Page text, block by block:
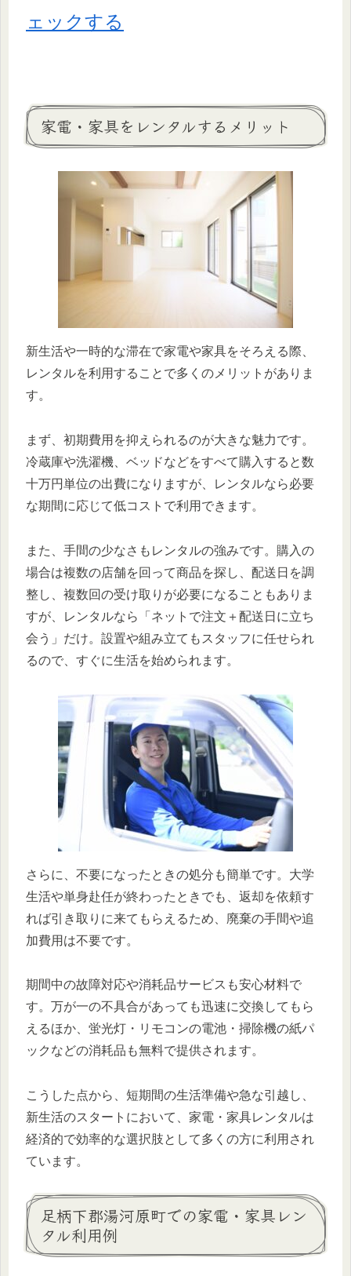
ェックする
家電・家具をレンタルするメリット
新生活や一時的な滞在で家電や家具をそろえる際、
レンタルを利用することで多くのメリットがありま
す。
まず、初期費用を抑えられるのが大きな魅力です。
冷蔵庫や洗濯機、ベッドなどをすべて購入すると数
十万円単位の出費になりますが、レンタルなら必要
な期間に応じて低コストで利用できます。
また、手間の少なさもレンタルの強みです。購入の
場合は複数の店舗を回って商品を探し、配送日を調
整し、複数回の受け取りが必要になることもありま
すが、レンタルなら「ネットで注文＋配送日に立ち
会う」だけ。設置や組み立てもスタッフに任せられ
るので、すぐに生活を始められます。
さらに、不要になったときの処分も簡単です。大学
生活や単身赴任が終わったときでも、返却を依頼す
れば引き取りに来てもらえるため、廃棄の手間や追
加費用は不要です。
期間中の故障対応や消耗品サービスも安心材料で
す。万が一の不具合があっても迅速に交換してもら
えるほか、蛍光灯・リモコンの電池・掃除機の紙パ
ックなどの消耗品も無料で提供されます。
こうした点から、短期間の生活準備や急な引越し、
新生活のスタートにおいて、家電・家具レンタルは
経済的で効率的な選択肢として多くの方に利用され
ています。
足柄下郡湯河原町での家電・家具レン
タル利用例